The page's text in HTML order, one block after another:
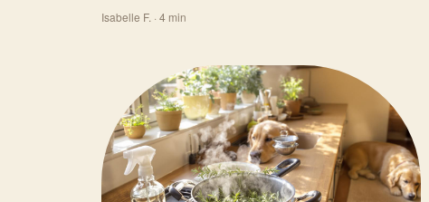
Isabelle F. · 4 min